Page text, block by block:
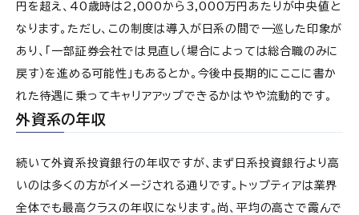
円を超え、40歳時は2,000から3,000万円あたりが中央値と
なります。ただし、この制度は導入が日系の間で一巡した印象が
あり、「一部証券会社では見直し（場合によっては総合職のみに
戻す）を進める可能性」もあるとか。今後中長期的にここに書か
れた待遇に乗ってキャリアアップできるかはやや流動的です。
外資系の年収
続いて外資系投資銀行の年収ですが、まず日系投資銀行より高
いのは多くの方がイメージされる通りです。トップティアは業界
全体でも最高クラスの年収になります。尚、平均の高さで霞んで